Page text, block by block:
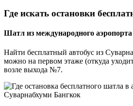
Где искать остановки
Шатл из международного
Найти бесплатный автобус из
можно на первом этаже (откуда
возле выхода №7.